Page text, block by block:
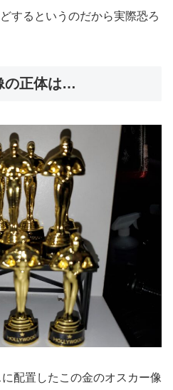
するというのだから実際恐ろ
の正体は…
配置したこの金のオスカー像